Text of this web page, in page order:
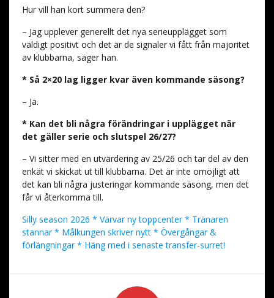
Hur vill han kort summera den?
– Jag upplever generellt det nya serieupplägget som
väldigt positivt och det är de signaler vi fått från majoritet
av klubbarna, säger han.
* Så 2×20 lag ligger kvar även kommande säsong?
– Ja.
* Kan det bli några förändringar i upplägget när
det gäller serie och slutspel 26/27?
– Vi sitter med en utvärdering av 25/26 och tar del av den
enkät vi skickat ut till klubbarna. Det är inte omöjligt att
det kan bli några justeringar kommande säsong, men det
får vi återkomma till.
Silly season 2026 * Värvar ny toppcenter * Tränaren
stannar * Målkungen skriver nytt * Övergångar &
förlängningar * Häng med i senaste transfer-surret!